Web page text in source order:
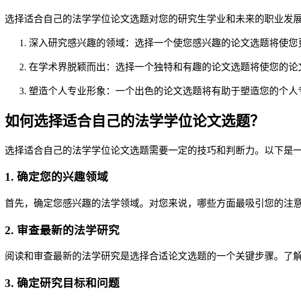
选择适合自己的法学学位论文选题对您的研究生学业和未来的职业发
深入研究感兴趣的领域：选择一个使您感兴趣的论文选题将使
在学术界脱颖而出：选择一个独特和有趣的论文选题将使您的
塑造个人专业形象：一个出色的论文选题将有助于塑造您的个
如何选择适合自己的法学学位论文选题？
选择适合自己的法学学位论文选题需要一定的技巧和判断力。以下是
1. 确定您的兴趣领域
首先，确定您感兴趣的法学领域。对您来说，哪些方面最吸引您的注
2. 审查最新的法学研究
阅读和审查最新的法学研究是选择合适论文选题的一个关键步骤。了
3. 确定研究目标和问题